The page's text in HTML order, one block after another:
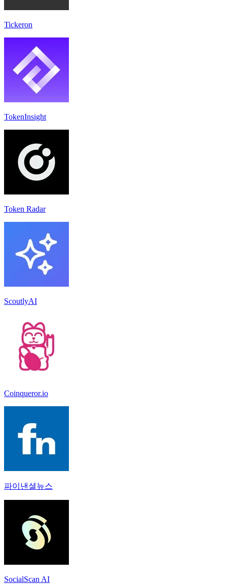
Tickeron
TokenInsight
Token Radar
ScoutlyAI
Coinqueror.io
파이낸셜뉴스
SocialScan AI